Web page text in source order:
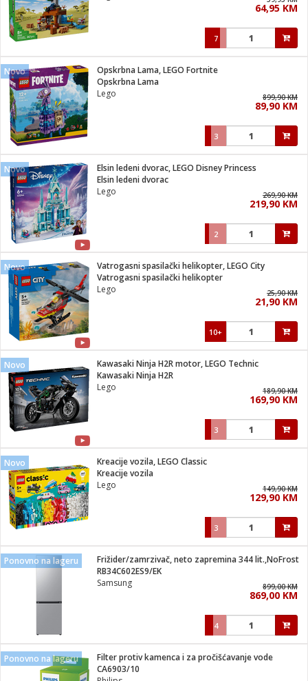
64,95 KM
7
Novo
Opskrbna Lama, LEGO Fortnite
Opskrbna Lama
Lego
899,90 KM
89,90 KM
3
Novo
Elsin ledeni dvorac, LEGO Disney Princess
Elsin ledeni dvorac
Lego
269,90 KM
219,90 KM
2
Novo
Vatrogasni spasilački helikopter, LEGO City
Vatrogasni spasilački helikopter
Lego
25,90 KM
21,90 KM
10+
Novo
Kawasaki Ninja H2R motor, LEGO Technic
Kawasaki Ninja H2R
Lego
189,90 KM
169,90 KM
3
Novo
Kreacije vozila, LEGO Classic
Kreacije vozila
Lego
149,90 KM
129,90 KM
3
Ponovno na lageru
Frižider/zamrzivač, neto zapremina 344 lit.,NoFrost
RB34C602ES9/EK
Samsung
899,00 KM
869,00 KM
4
Ponovno na lageru
Filter protiv kamenca i za pročišćavanje vode
CA6903/10